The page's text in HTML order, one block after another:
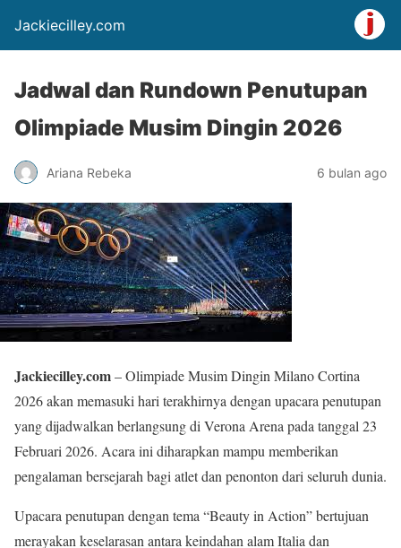
Jackiecilley.com
Jadwal dan Rundown Penutupan
Olimpiade Musim Dingin 2026
Ariana Rebeka 6 bulan ago
Jackiecilley.com– Olimpiade Musim Dingin Milano Cortina
2026 akan memasuki hari terakhirnya dengan upacara penutupan
yang dijadwalkan berlangsung di Verona Arena pada tanggal 23
Februari 2026. Acara ini diharapkan mampu memberikan
pengalaman bersejarah bagi atlet dan penonton dari seluruh dunia.
Upacara penutupan dengan tema “Beauty in Action” bertujuan
merayakan keselarasan antara keindahan alam Italia dan